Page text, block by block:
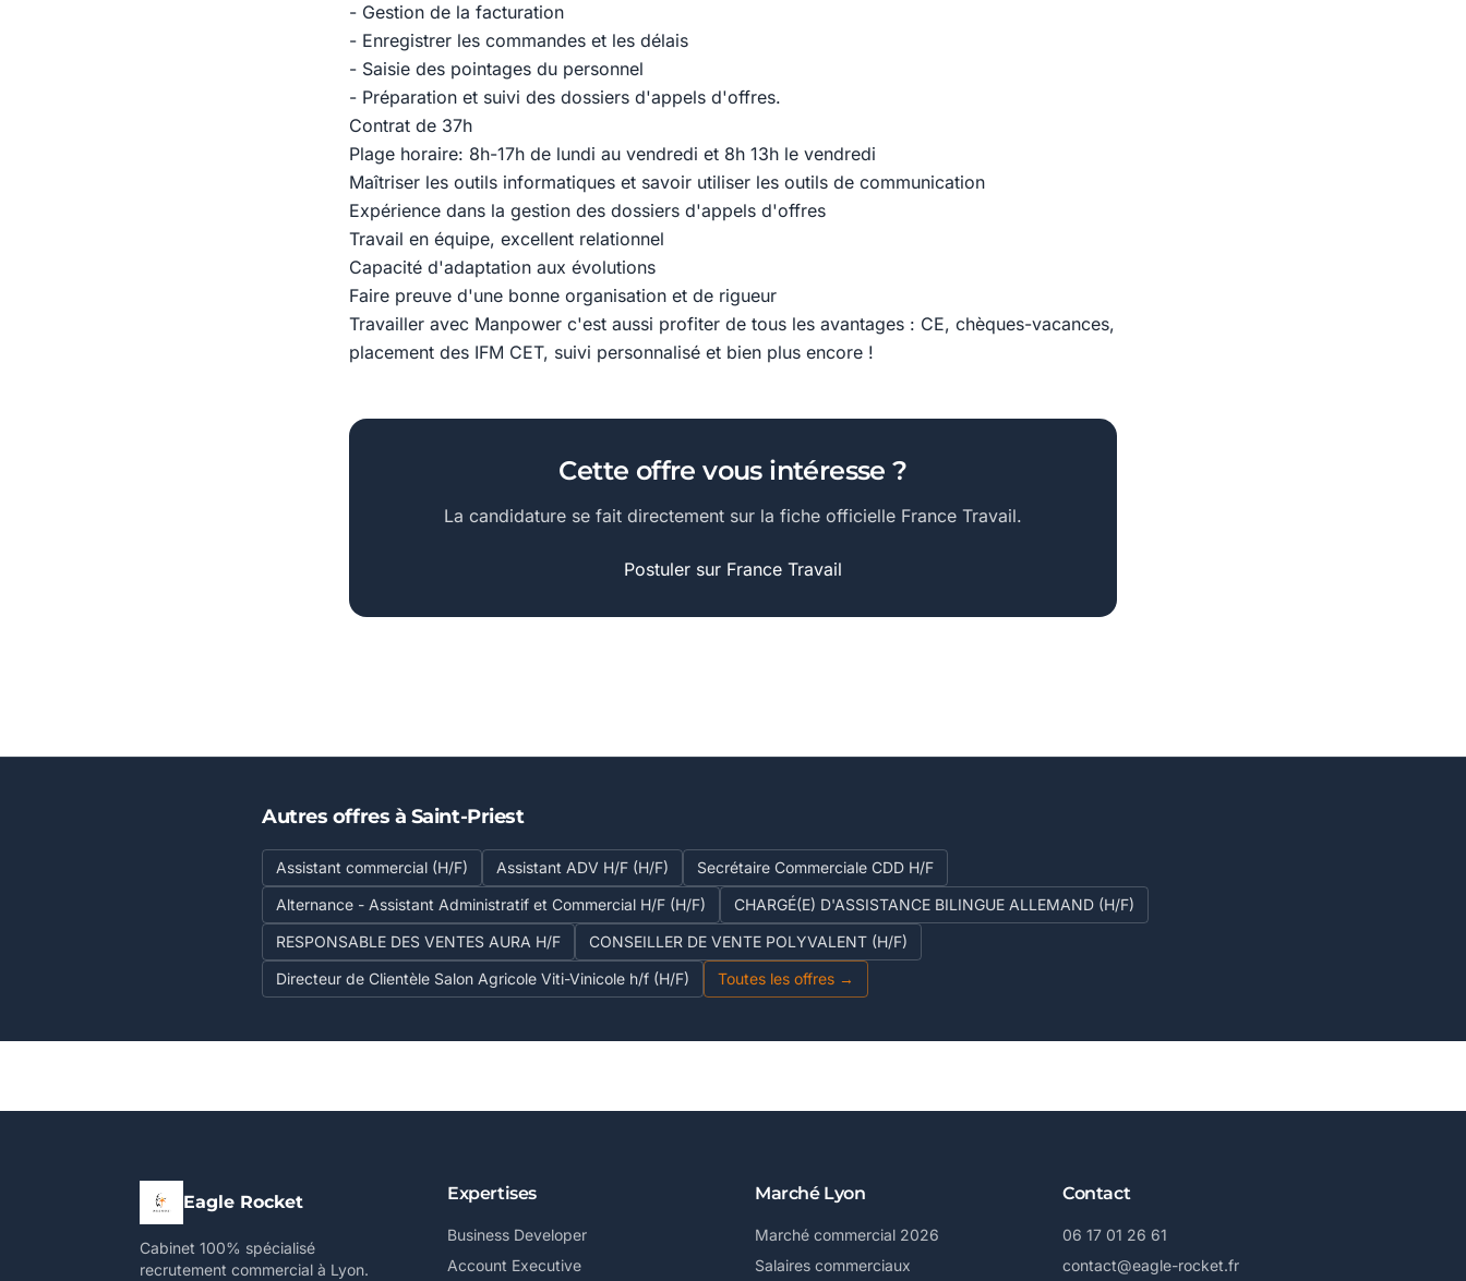
- Gestion de la facturation
- Enregistrer les commandes et les délais
- Saisie des pointages du personnel
- Préparation et suivi des dossiers d'appels d'offres.
Contrat de 37h
Plage horaire: 8h-17h de lundi au vendredi et 8h 13h le vendredi
Maîtriser les outils informatiques et savoir utiliser les outils de communication
Expérience dans la gestion des dossiers d'appels d'offres
Travail en équipe, excellent relationnel
Capacité d'adaptation aux évolutions
Faire preuve d'une bonne organisation et de rigueur
Travailler avec Manpower c'est aussi profiter de tous les avantages : CE, chèques-vacances,
placement des IFM CET, suivi personnalisé et bien plus encore !
Cette offre vous intéresse ?
La candidature se fait directement sur la fiche officielle France Travail.
Postuler sur France Travail
Autres offres à Saint-Priest
Assistant commercial (H/F) Assistant ADV H/F (H/F)
Secrétaire Commerciale CDD H/F
Alternance - Assistant Administratif et Commercial H/F (H/F)
CHARGÉ(E) D'ASSISTANCE BILINGUE ALLEMAND (H/F)
RESPONSABLE DES VENTES AURA H/F
CONSEILLER DE VENTE POLYVALENT (H/F)
Directeur de Clientèle Salon Agricole Viti-Vinicole h/f (H/F)
Toutes les offres →
Eagle Rocket
Cabinet 100% spécialisé
recrutement commercial à Lyon.
Expertises
Business Developer
Account Executive
Marché Lyon
Marché commercial 2026
Salaires commerciaux
Contact
06 17 01 26 61
contact@eagle-rocket.fr